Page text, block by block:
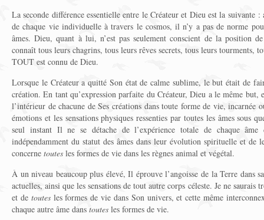
La seconde différence essentielle entre le Créateur et Dieu est la suivante
de chaque vie individuelle à travers le cosmos, il n’y a pas de norme
âmes. Dieu, quant à lui, n’est pas seulement conscient de la position
connaît tous leurs chagrins, tous leurs rêves secrets, tous leurs tourments,
TOUT est connu de Dieu.
Lorsque le Créateur a quitté Son état de calme sublime, le but était de
création. En tant qu’expression parfaite du Créateur, Dieu a le même but,
l’intérieur de chacune de Ses créations dans toute forme de vie, incarnée
émotions et les sensations physiques ressenties par toutes les âmes sous
seul instant Il ne se détache de l’expérience totale de chaque
indépendamment du statut des âmes dans leur évolution spirituelle et
concerne toutes les formes de vie dans les règnes animal et végétal.
À un niveau beaucoup plus élevé, Il éprouve l’angoisse de la Terre dans
actuelles, ainsi que les sensations de tout autre corps céleste. Je ne saurais
et de toutesles formes de vie dans Son univers, et cette même
chaque autre âme dans toutes les formes de vie.